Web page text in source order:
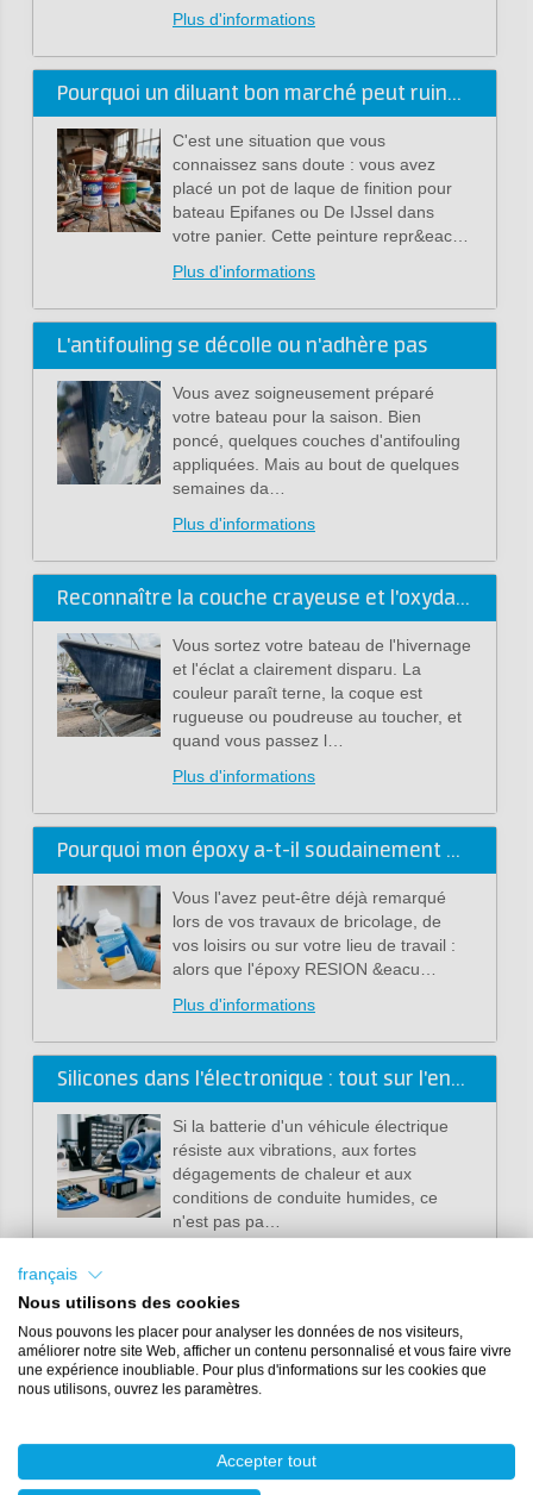
Plus d'informations
Pourquoi un diluant bon marché peut ruiner votre peinture haut de gamme
C'est une situation que vous
connaissez sans doute : vous avez
placé un pot de laque de finition pour
bateau Epifanes ou De IJssel dans
votre panier. Cette peinture repr&eac…
Plus d'informations
L'antifouling se décolle ou n'adhère pas
Vous avez soigneusement préparé
votre bateau pour la saison. Bien
poncé, quelques couches d'antifouling
appliquées. Mais au bout de quelques
semaines da…
Plus d'informations
Reconnaître la couche crayeuse et l'oxydation du gelcoat
Vous sortez votre bateau de l'hivernage
et l'éclat a clairement disparu. La
couleur paraît terne, la coque est
rugueuse ou poudreuse au toucher, et
quand vous passez l…
Plus d'informations
Pourquoi mon époxy a-t-il soudainement une odeur différente ? La nouvelle formule d'époxy, plus sûre
Vous l'avez peut-être déjà remarqué
lors de vos travaux de bricolage, de
vos loisirs ou sur votre lieu de travail :
alors que l'époxy RESION &eacu…
Plus d'informations
Silicones dans l'électronique : tout sur l'encapsulation et le potting de batteries
Si la batterie d'un véhicule électrique
résiste aux vibrations, aux fortes
dégagements de chaleur et aux
conditions de conduite humides, ce
n'est pas pa…
Fabriquer des moules en silicone alimentaire pour chocolat, glace et pâtisserie
Imaginez : un moule à chocolat
arborant précisément le logo de votre
d'un design de dessert
personnalis&eac…
français
Nous utilisons des cookies
Nous pouvons les placer pour analyser les données de nos visiteurs,
améliorer notre site Web, afficher un contenu personnalisé et vous faire vivre
une expérience inoubliable. Pour plus d'informations sur les cookies que
nous utilisons, ouvrez les paramètres.
Accepter tout